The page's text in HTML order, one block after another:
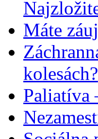
Máte
kolesách?
Paliatíva